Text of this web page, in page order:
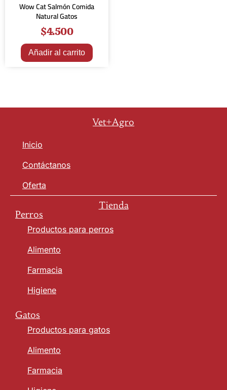
Wow Cat Salmón Comida
Natural Gatos
$4.500
Añadir al carrito
Vet+Agro
Inicio
Contáctanos
Oferta
Tienda
Perros
Productos para perros
Alimento
Farmacia
Higiene
Gatos
Productos para gatos
Alimento
Farmacia